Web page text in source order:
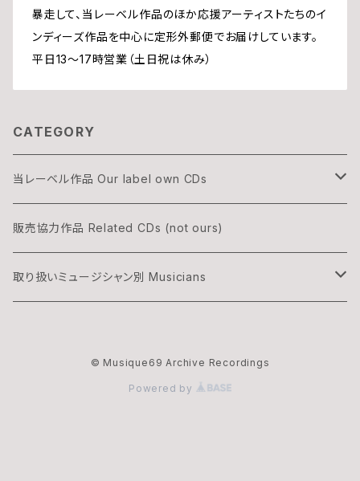
暴走して、当レーベル作品のほか応援アーティストたちのイ
ンディーズ作品を中心に定形外郵便でお届けしています。
平日13〜17時営業（土日祝は休み）
CATEGORY
当レーベル作品 Our label own CDs
DOGON
THREE & ONLY
販売協力作品 Related CDs (not ours)
取り扱いミュージシャン別 Musicians
© Musique69 Archive Recordings
Powered by